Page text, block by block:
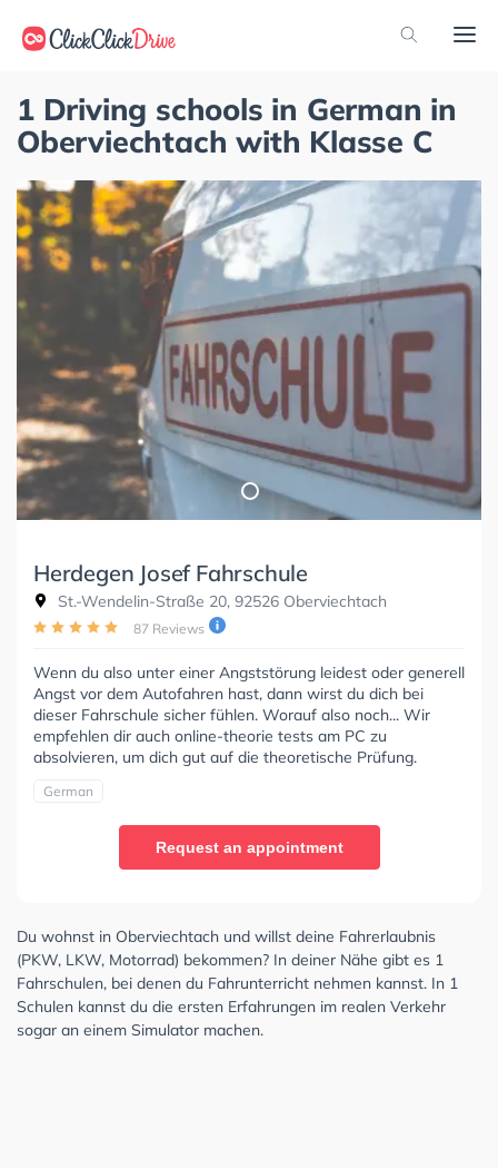
1 Driving schools in German in
Oberviechtach with Klasse C
Herdegen Josef Fahrschule
St.-Wendelin-Straße 20, 92526 Oberviechtach
87 Reviews
Wenn du also unter einer Angststörung leidest oder generell
Angst vor dem Autofahren hast, dann wirst du dich bei
dieser Fahrschule sicher fühlen. Worauf also noch... Wir
empfehlen dir auch online-theorie tests am PC zu
absolvieren, um dich gut auf die theoretische Prüfung.
German
Request an appointment
Du wohnst in Oberviechtach und willst deine Fahrerlaubnis
(PKW, LKW, Motorrad) bekommen? In deiner Nähe gibt es 1
Fahrschulen, bei denen du Fahrunterricht nehmen kannst. In 1
Schulen kannst du die ersten Erfahrungen im realen Verkehr
sogar an einem Simulator machen.